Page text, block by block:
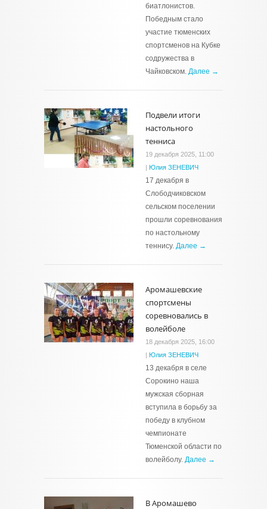
биатлонистов.
Победным стало
участие тюменских
спортсменов на Кубке
содружества в
Чайковском. Далее →
Подвели итоги
настольного
тенниса
19 декабря 2025, 11:00
| Юлия ЗЕНЕВИЧ
17 декабря в
Слободчиковском
сельском поселении
прошли соревнования
по настольному
теннису. Далее →
Аромашевские
спортсмены
соревновались в
волейболе
18 декабря 2025, 16:00
| Юлия ЗЕНЕВИЧ
13 декабря в селе
Сорокино наша
мужская сборная
вступила в борьбу за
победу в клубном
чемпионате
Тюменской области по
волейболу. Далее →
В Аромашево